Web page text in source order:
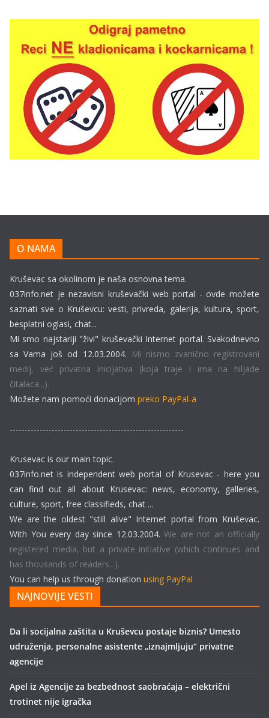
O NAMA
Kruševac sa okolinom je naša osnovna tema.
037info.net je nezavisni kruševački web portal - ovde možete
saznati sve o Kruševcu: vesti, privreda, galerija, kultura, sport,
besplatni oglasi, chat...
Mi smo najstariji "živi" kruševački Internet portal. Svakodnevno
sa Vama još od 12.03.2004. Mi nismo zvanično registrovani
medij, već privatna inicijativa (koja traje i ima na hiljade
čitalaca...).
Možete nam pomoći donacijom preko PayPal-a
----------------------------------------------------------
Krusevac is our main topic.
037info.net is independent web portal of Krusevac - here you
can find out all about Krusevac: news, economy, galleries,
culture, sport, free classifieds, chat ...
We are the oldest "still alive" Internet portal from Kruševac.
With You every day since 12.03.2004. We are not an officially
registered media, but a private initiative (which continues and
has thousands of readers...).
You can help us through donation using PayPal
NAJNOVIJE VESTI
Da li socijalna zaštita u Kruševcu postaje biznis? Umesto
udruženja, personalne asistente „iznajmljuju“ privatne
agencije
Apel iz Agencije za bezbednost saobraćaja – električni
trotinet nije igračka